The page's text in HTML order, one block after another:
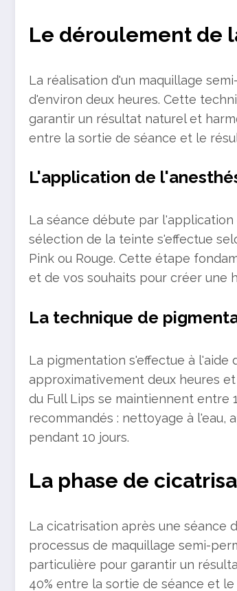
Le déroulement de
La réalisation d'un maquillage
d'environ deux heures. Cette
garantir un résultat naturel et
entre la sortie de séance et le
L'application de
La séance débute par
sélection de la teinte s'effectue
Pink ou Rouge. Cette étape
et de vos souhaits pour créer une
La technique de
La pigmentation s'effectue à l'aide
approximativement deux heures
du Full Lips se maintiennent entre
recommandés : nettoyage à l'eau,
pendant 10 jours.
La phase de
La cicatrisation après une séance
processus de maquillage semi-
particulière pour garantir un
40% entre la sortie de séance et